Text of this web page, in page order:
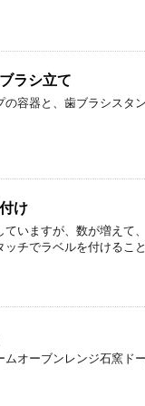
ラシ立て
容器と、歯ブラシスタ
け
いますが、数が増えて
チでラベルを付けること
オーブンレンジ石窯ドー